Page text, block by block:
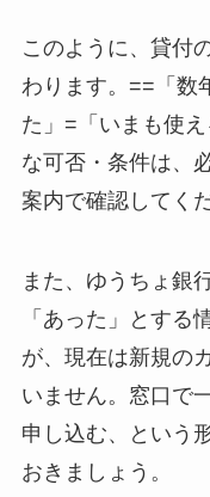
このように、貸付
わります。==「数
た」=「いまも使
な可否・条件は、
案内で確認してく
また、ゆうちょ銀
「あった」とする
が、現在は新規の
いません。窓口で
申し込む、という
おきましょう。